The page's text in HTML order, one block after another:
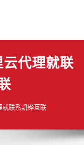
代理就联
就联系凯铧互联